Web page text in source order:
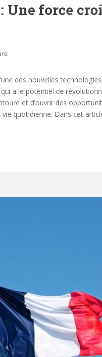
Une force
des nouvelles
a le potentiel de
et d’ouvrir des
quotidienne. Dans cet